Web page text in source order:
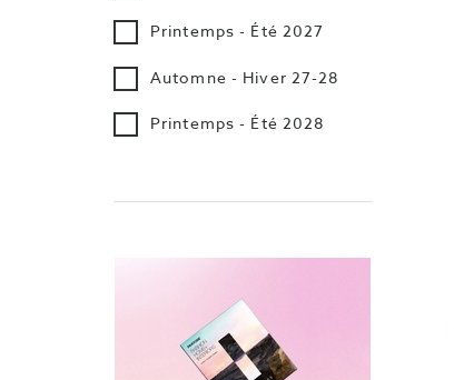
Printemps - Été 2027
Automne - Hiver 27-28
Printemps - Été 2028